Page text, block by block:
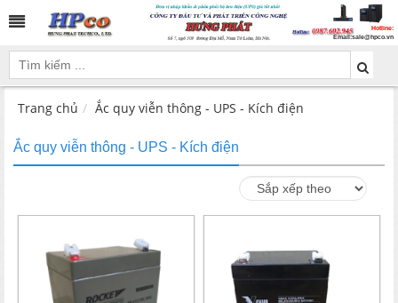
Hotline:
Email:sale@hpco.vn
Trang chủ Ắc quy viễn thông - UPS - Kích điện
Ắc quy viễn thông - UPS - Kích điện